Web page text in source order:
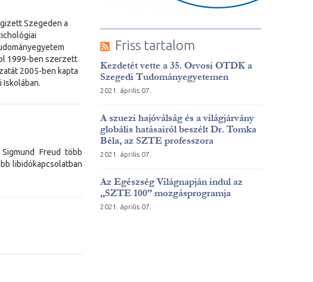
Szegeden a
1999-ben szerzett
2005-ben kapta
Iskolában.
Freud több
libidókapcsolatban
Friss tartalom
Kezdetét vette a 35. Orvosi OTDK a
Szegedi Tudományegyetemen
2021. április 07.
A szuezi hajóválság és a világjárvány
globális hatásairól beszélt Dr. Tomka
Béla, az SZTE professzora
2021. április 07.
Az Egészség Világnapján indul az
„SZTE 100” mozgásprogramja
2021. április 07.